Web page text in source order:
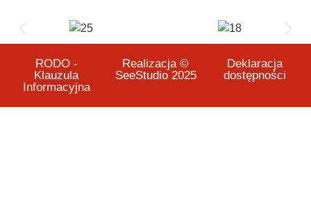
RODO -
Klauzula
Informacyjna
Realizacja ©
SeeStudio 2025
Deklaracja
dostępności